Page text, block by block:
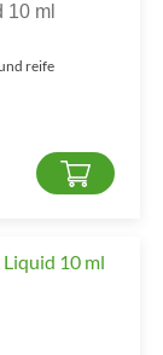
10 ml
reife